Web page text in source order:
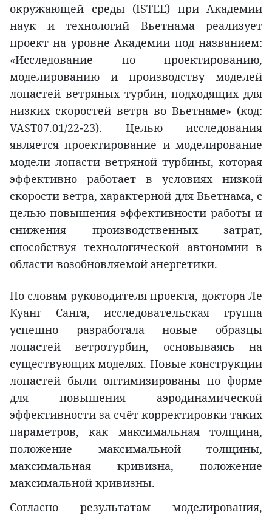
окружающей среды (ISTEE) при Академии
наук и технологий Вьетнама реализует
проект на уровне Академии под названием:
«Исследование по проектированию,
моделированию и производству моделей
лопастей ветряных турбин, подходящих для
низких скоростей ветра во Вьетнаме» (код:
VAST07.01/22-23). Целью исследования
является проектирование и моделирование
модели лопасти ветряной турбины, которая
эффективно работает в условиях низкой
скорости ветра, характерной для Вьетнама, с
целью повышения эффективности работы и
снижения производственных затрат,
способствуя технологической автономии в
области возобновляемой энергетики.
По словам руководителя проекта, доктора Ле
Куанг Санга, исследовательская группа
успешно разработала новые образцы
лопастей ветротурбин, основываясь на
существующих моделях. Новые конструкции
лопастей были оптимизированы по форме
для повышения аэродинамической
эффективности за счёт корректировки таких
параметров, как максимальная толщина,
положение максимальной толщины,
максимальная кривизна, положение
максимальной кривизны.
Согласно результатам моделирования,